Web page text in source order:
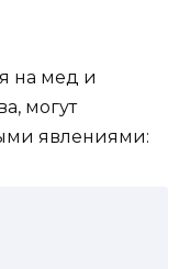
на мед и
могут
явлениями: